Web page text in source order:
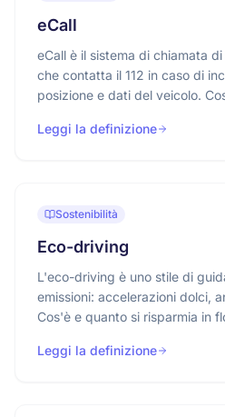
eCall
eCall è il sistema di chiamata
che contatta il 112 in caso di
posizione e dati del veicolo.
Leggi la definizione
Sostenibilità
Eco-driving
L'eco-driving è uno stile di
emissioni: accelerazioni dolci,
Cos'è e quanto si risparmia in
Leggi la definizione